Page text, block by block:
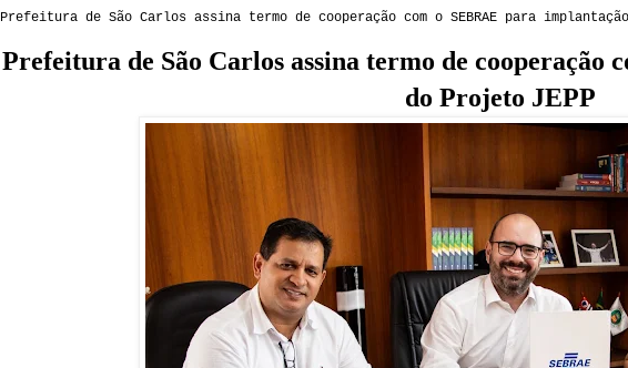
Prefeitura de São Carlos assina termo de cooperação com o SEBRAE para
Prefeitura de São Carlos assina termo de cooperação
do Projeto JEPP